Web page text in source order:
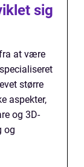
sig
at være
større
aspekter,
og 3D-
og